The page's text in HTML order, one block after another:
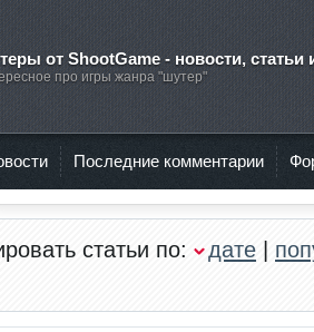
от ShootGame - новости, статьи
про игры жанра "шутер"
Последние комментарии
статьи по: дате